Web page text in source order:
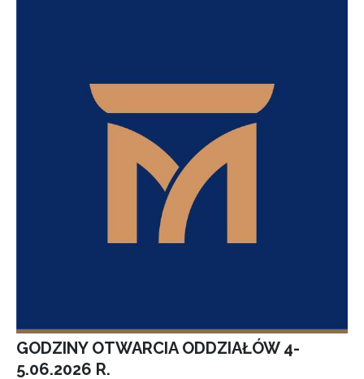
GODZINY OTWARCIA ODDZIAŁÓW 4-
5.06.2026 R.